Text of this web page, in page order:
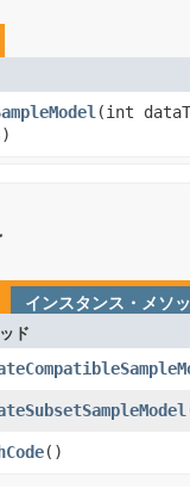
​(int
インスタンス・メソ
ド
​()